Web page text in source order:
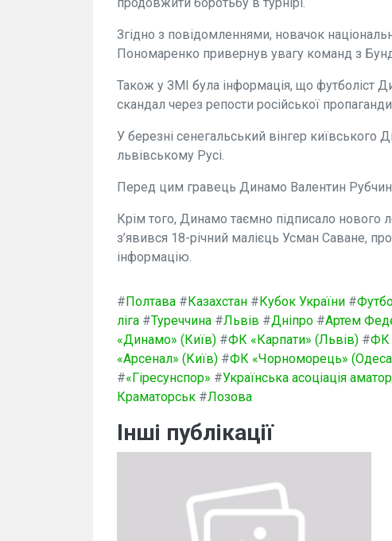
Згідно з повідомленнями, новачок
Пономаренко привернув увагу команд з
Також у ЗМІ була інформація, що футболіст
скандал через репости російської
У березні сенегальський вінгер
львівському Русі.
Перед цим гравець Динамо Валентин
Крім того, Динамо таємно підписало нового
з’явився 18-річний малієць Усман Саване,
інформацію.
#Полтава #Казахстан #Кубок України #
ліга #Туреччина #Львів #Дніпро #Артем
«Динамо» (Київ) #ФК «Карпати» (Львів) #ФК
«Арсенал» (Київ) #ФК «Чорноморець»
#«Гіресунспор» #Українська асоціація
Краматорськ #Лозова
Інші публікації